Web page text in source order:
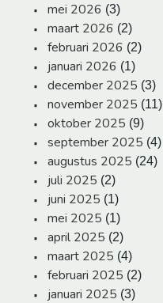
mei 2026 (3)
maart 2026 (2)
februari 2026 (2)
januari 2026 (1)
december 2025 (3)
november 2025 (11)
oktober 2025 (9)
september 2025 (4)
augustus 2025 (24)
juli 2025 (2)
juni 2025 (1)
mei 2025 (1)
april 2025 (2)
maart 2025 (4)
februari 2025 (2)
januari 2025 (3)